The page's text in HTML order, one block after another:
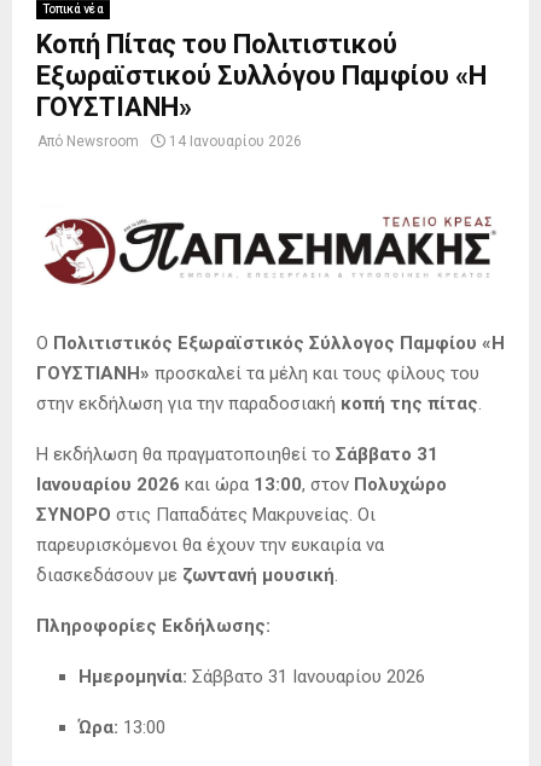
Τοπικά νέα
Κοπή Πίτας του Πολιτιστικού
Εξωραϊστικού Συλλόγου Παμφίου «Η
ΓΟΥΣΤΙΑΝΗ»
Από Newsroom 14 Ιανουαρίου 2026
Ο Πολιτιστικός Εξωραϊστικός Σύλλογος Παμφίου «Η
ΓΟΥΣΤΙΑΝΗ» προσκαλεί τα μέλη και τους φίλους του
στην εκδήλωση για την παραδοσιακή κοπή της πίτας.
Η εκδήλωση θα πραγματοποιηθεί το Σάββατο 31
Ιανουαρίου 2026 και ώρα 13:00, στον Πολυχώρο
ΣΥΝΟΡΟ στις Παπαδάτες Μακρυνείας. Οι
παρευρισκόμενοι θα έχουν την ευκαιρία να
διασκεδάσουν με ζωντανή μουσική.
Πληροφορίες Εκδήλωσης:
Ημερομηνία: Σάββατο 31 Ιανουαρίου 2026
Ώρα: 13:00